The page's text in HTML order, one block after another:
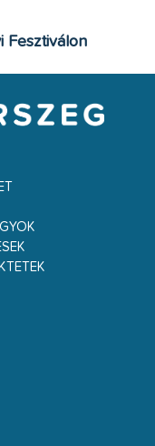
Fesztiválon